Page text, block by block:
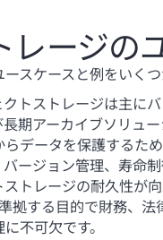
ージの
スケースと例をいく
トストレージは主に
期アーカイブソリュ
データを保護するた
ージョン管理、寿命
トレージの耐久性が
拠する目的で財務、
不可欠です。